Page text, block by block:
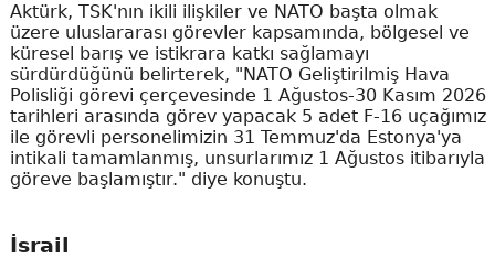
Aktürk, TSK'nın ikili ilişkiler ve NATO başta olmak
üzere uluslararası görevler kapsamında, bölgesel ve
küresel barış ve istikrara katkı sağlamayı
sürdürdüğünü belirterek, "NATO Geliştirilmiş Hava
Polisliği görevi çerçevesinde 1 Ağustos-30 Kasım 2026
tarihleri arasında görev yapacak 5 adet F-16 uçağımız
ile görevli personelimizin 31 Temmuz'da Estonya'ya
intikali tamamlanmış, unsurlarımız 1 Ağustos itibarıyla
göreve başlamıştır." diye konuştu.
İsrail